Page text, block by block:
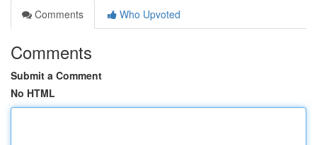
Comments
Who Upvoted
Comments
Submit a Comment
No HTML